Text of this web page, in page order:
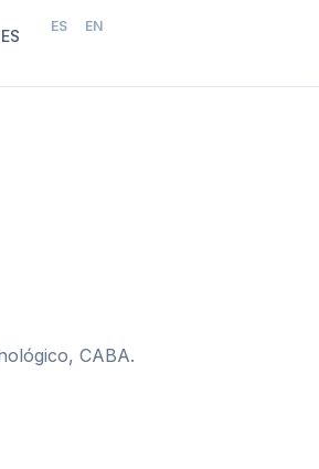
ES EN
CABA.